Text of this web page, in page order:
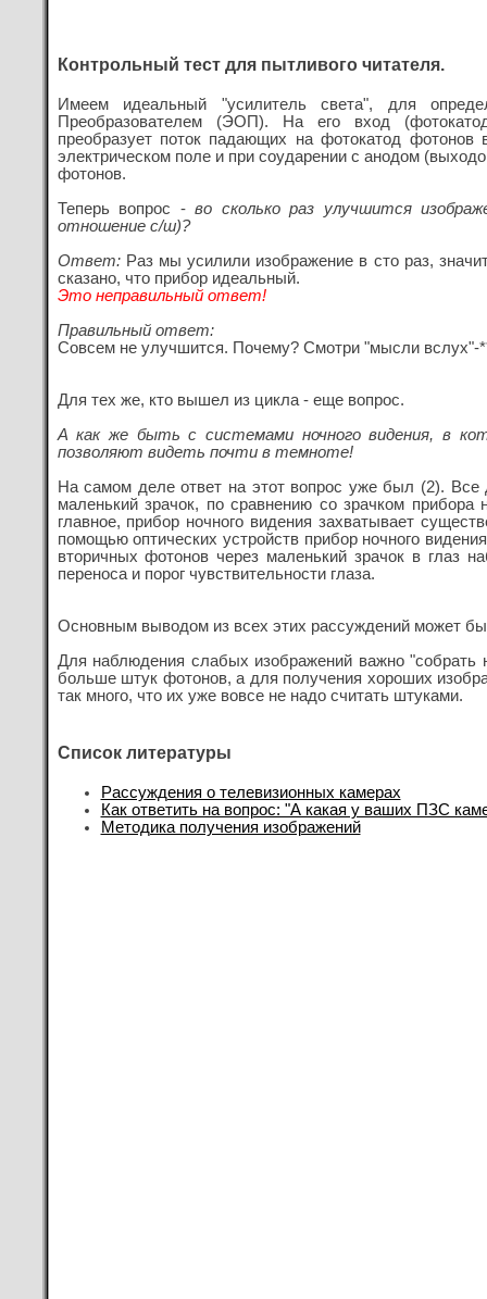
Контрольный тест для пытливого читателя.
Имеем идеальный "усилитель света", для
Преобразователем (ЭОП). На его вход
преобразует поток падающих на фотокатод фотонов
электрическом поле и при соударении с анодом
фотонов.
Теперь вопрос - во сколько раз улучшится
отношение с/ш)?
Ответ:Раз мы усилили изображение в сто раз,
сказано, что прибор идеальный.
Это неправильный ответ!
Правильный ответ:
Совсем не улучшится. Почему? Смотри "мысли вслух"-
Для тех же, кто вышел из цикла - еще вопрос.
А как же быть с системами ночного видения, в
позволяют видеть почти в темноте!
На самом деле ответ на этот вопрос уже был (2). Все
маленький зрачок, по сравнению со зрачком
главное, прибор ночного видения захватывает
помощью оптических устройств прибор ночного
вторичных фотонов через маленький зрачок в глаз
переноса и порог чувствительности глаза.
Основным выводом из всех этих рассуждений может
Для наблюдения слабых изображений важно "собрать
больше штук фотонов, а для получения хороших
так много, что их уже вовсе не надо считать штуками.
Список литературы
Рассуждения о телевизионных камерах
Как ответить на вопрос: "А какая у ваших ПЗС
Методика получения изображений